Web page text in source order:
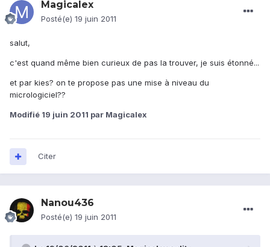
Magicalex
Posté(e) 19 juin 2011
salut,
c'est quand même bien curieux de pas la trouver, je suis étonné...
et par kies? on te propose pas une mise à niveau du
micrologiciel??
Modifié 19 juin 2011 par Magicalex
Citer
Nanou436
Posté(e) 19 juin 2011